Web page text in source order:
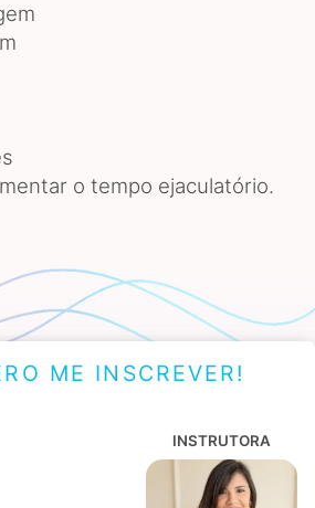
o tempo ejaculatório.
ME INSCREVER!
INSTRUTORA